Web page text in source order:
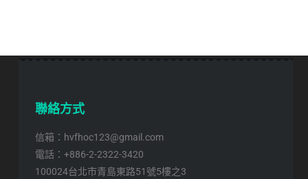
聯絡方式
信箱：hvfhoc123@gmail.com
電話：+886-2-2322-3420
100024台北市青島東路51號5樓之3